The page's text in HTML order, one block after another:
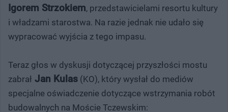
Igorem Strzokiem, przedstawicielami resortu kultury
i władzami starostwa. Na razie jednak nie udało się
wypracować wyjścia z tego impasu.
Teraz głos w dyskusji dotyczącej przyszłości mostu
zabrał Jan Kulas (KO), który wysłał do mediów
specjalne oświadczenie dotyczące wstrzymania robót
budowalnych na Moście Tczewskim: